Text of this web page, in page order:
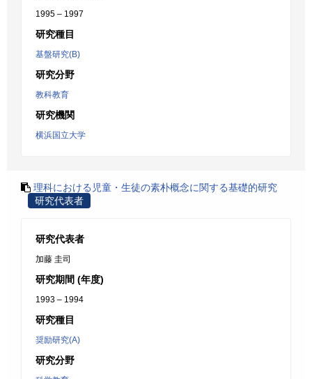
1995 – 1997
研究種目
基盤研究(B)
研究分野
教科教育
研究機関
横浜国立大学
理科における児童・生徒の素朴概念に関する基礎的研究
研究代表者
研究代表者
加藤 圭司
研究期間 (年度)
1993 – 1994
研究種目
奨励研究(A)
研究分野